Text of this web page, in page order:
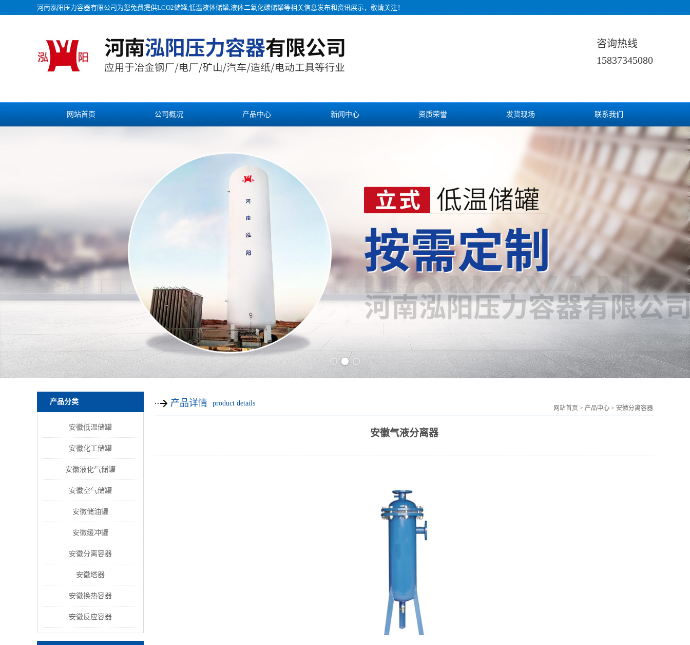
河南泓阳压力容器有限公司为您免费提供LCO2储罐,低温液体储罐,液体二氧化碳储罐等相关信息发布和资讯展示，敬请关注！
咨询热线
15837345080
网站首页 公司概况 产品中心 新闻中心 资质荣誉 发货现场 联系我们
产品分类
安徽低温储罐
安徽化工储罐
安徽液化气储罐
安徽空气储罐
安徽储油罐
安徽缓冲罐
安徽分离容器
安徽塔器
安徽换热容器
安徽反应容器
产品详情 product details
网站首页 > 产品中心 > 安徽分离容器
安徽气液分离器